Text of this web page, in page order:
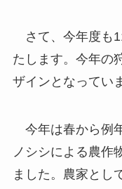
さて、今年度も
たします。今年の
ザインとなってい
今年は春から例
ノシシによる農作
ました。農家とし